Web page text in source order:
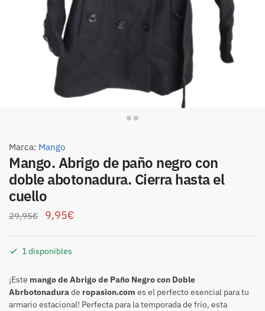
Marca: Mango
Mango. Abrigo de paño negro con
doble abotonadura. Cierra hasta el
cuello
29,95€ 9,95€
1 disponibles
¡Este mango de Abrigo de Paño Negro con Doble
Abrbotonadurade ropasion.com es el perfecto esencial para tu
armario estacional! Perfecta para la temporada de frío, esta